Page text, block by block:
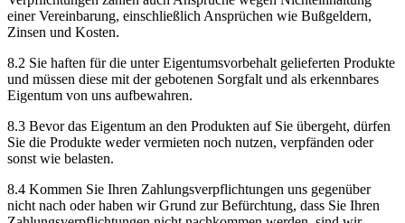
einer Vereinbarung, einschließlich Ansprüchen wie Bußgeldern,
Zinsen und Kosten.
8.2 Sie haften für die unter Eigentumsvorbehalt gelieferten Produkte
und müssen diese mit der gebotenen Sorgfalt und als erkennbares
Eigentum von uns aufbewahren.
8.3 Bevor das Eigentum an den Produkten auf Sie übergeht, dürfen
Sie die Produkte weder vermieten noch nutzen, verpfänden oder
sonst wie belasten.
8.4 Kommen Sie Ihren Zahlungsverpflichtungen uns gegenüber
nicht nach oder haben wir Grund zur Befürchtung, dass Sie Ihren